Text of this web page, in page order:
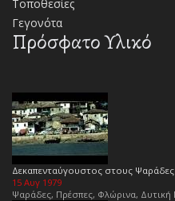
Τοποθεσίες
Γεγονότα
Πρόσφατο Υλικό
Δεκαπενταύγουστος στους Ψαράδες
15 Αυγ 1979
Ψαράδες, Πρέσπες, Φλώρινα, Δυτική